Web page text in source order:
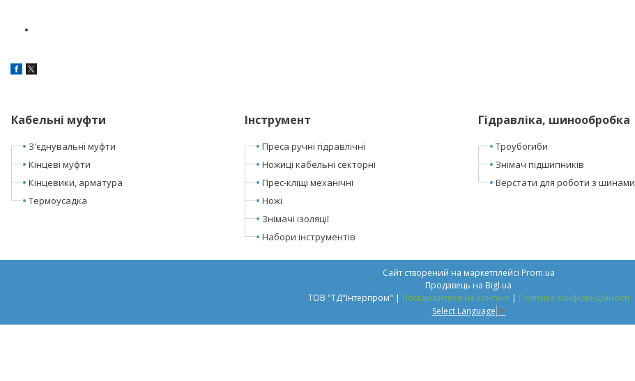
Кабельні муфти
З'єднувальні муфти
Кінцеві муфти
Кінцевики, арматура
Термоусадка
Інструмент
Преса ручні гідравлічні
Ножиці кабельні секторні
Прес-кліщі механічні
Ножі
Знімачі ізоляції
Набори інструментів
Гідравліка, шинообробка
Троубогиби
Знімач підшипників
Верстати для роботи з шинами
Сайт створений на маркетплейсі Prom.ua
Продавець на Bigl.ua
ТОВ "ТД"Інтерпром" | Поскаржитися на контент | Політика конфіденційності
Select Language ▼